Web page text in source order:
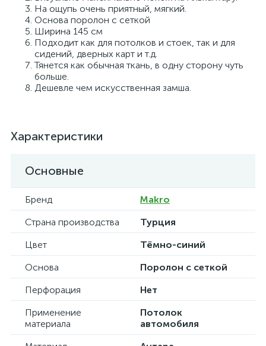
На ощупь очень приятный, мягкий.
Основа поролон с сеткой
Ширина 145 см
Подходит как для потолков и стоек, так и для
сидений, дверных карт и т.д.
Тянется как обычная ткань, в одну сторону чуть
больше.
Дешевле чем искусственная замша.
Характеристики
Основные
Бренд
Makro
Страна производства
Турция
Цвет
Тёмно-синий
Основа
Поролон с сеткой
Перфорация
Нет
Применение
материала
Потолок
автомобиля